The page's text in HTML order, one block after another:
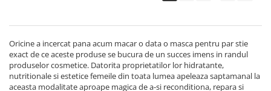
Oricine a incercat pana acum macar o data o masca pentru par stie
exact de ce aceste produse se bucura de un succes imens in randul
produselor cosmetice. Datorita proprietatilor lor hidratante,
nutritionale si estetice femeile din toata lumea apeleaza saptamanal la
aceasta modalitate aproape magica de a-si reconditiona, repara si